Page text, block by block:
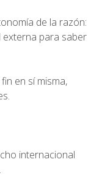
de la razón:
para saber
en sí misma,
internacional